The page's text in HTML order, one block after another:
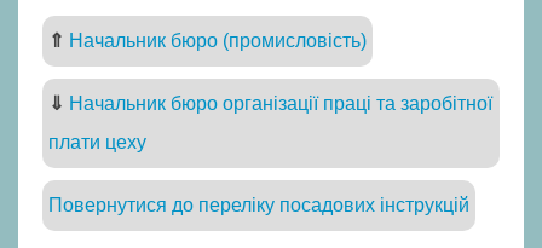
⇑ Начальник бюро (промисловість)
⇓ Начальник бюро організації праці та заробітної
плати цеху
Повернутися до переліку посадових інструкцій